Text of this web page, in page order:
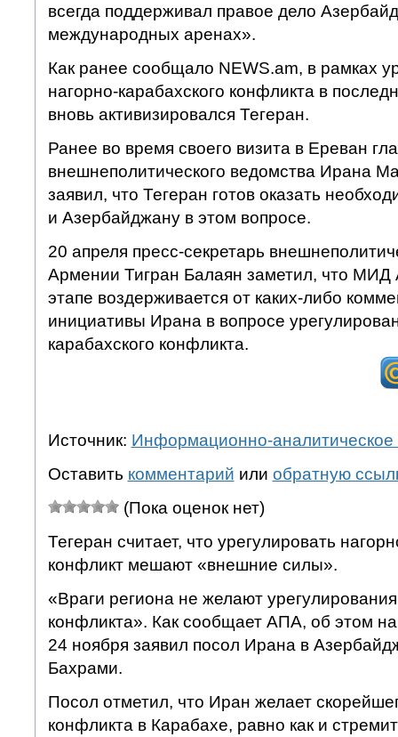
всегда поддерживал правое дело
международных аренах».
Как ранее сообщало NEWS.am, в рамках
нагорно-карабахского конфликта в
вновь активизировался Тегеран.
Ранее во время своего визита в Ереван
внешнеполитического ведомства Ирана
заявил, что Тегеран готов оказать
и Азербайджану в этом вопросе.
20 апреля пресс-секретарь
Армении Тигран Балаян заметил, что
этапе воздерживается от каких-либо
инициативы Ирана в вопросе
карабахского конфликта.
Источник: Информационно-аналитическое
Оставить комментарий или обратную
(Пока оценок нет)
Тегеран считает, что урегулировать
конфликт мешают «внешние силы».
«Враги региона не желают
конфликта». Как сообщает АПА, об этом
24 ноября заявил посол Ирана в
Бахрами.
Посол отметил, что Иран желает
конфликта в Карабахе, равно как и